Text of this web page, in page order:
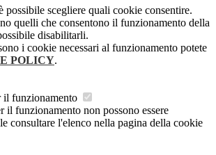
possibile scegliere quali cookie consentire.
quelli che consentono il funzionamento della
disabilitarli.
i cookie necessari al funzionamento potete
POLICY.
il funzionamento
il funzionamento non possono essere
consultare l'elenco nella pagina della cookie